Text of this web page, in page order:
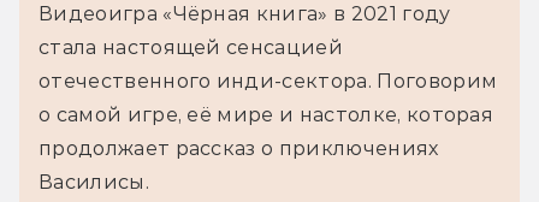
Видеоигра «Чёрная книга» в 2021 году
стала настоящей сенсацией
отечественного инди-сектора. Поговорим
о самой игре, её мире и настолке, которая
продолжает рассказ о приключениях